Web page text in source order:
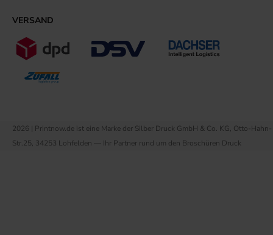
VERSAND
2026 | Printnow.de ist eine Marke der Silber Druck GmbH & Co. KG, Otto-Hahn-
Str.25, 34253 Lohfelden — Ihr Partner rund um den Broschüren Druck